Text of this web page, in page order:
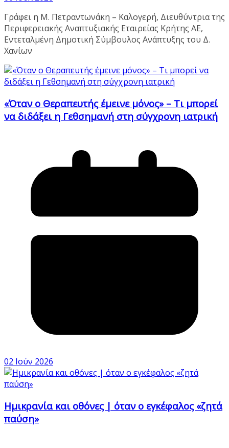
Γράφει η Μ. Πετραντωνάκη – Καλογερή, Διευθύντρια της
Περιφερειακής Αναπτυξιακής Εταιρείας Κρήτης ΑΕ,
Εντεταλμένη Δημοτική Σύμβουλος Ανάπτυξης του Δ.
Χανίων
«Όταν ο Θεραπευτής έμεινε μόνος» – Τι μπορεί
να διδάξει η Γεθσημανή στη σύγχρονη ιατρική
02 Ιούν 2026
Ημικρανία και οθόνες | όταν ο εγκέφαλος «ζητά
παύση»